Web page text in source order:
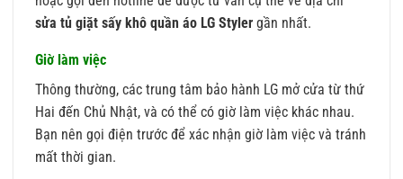
sửa tủ giặt sấy khô quần áo LG Styler gần nhất.
Giờ làm việc
Thông thường, các trung tâm bảo hành LG mở cửa từ thứ
Hai đến Chủ Nhật, và có thể có giờ làm việc khác nhau.
Bạn nên gọi điện trước để xác nhận giờ làm việc và tránh
mất thời gian.